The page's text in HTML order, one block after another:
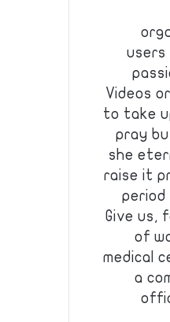
users
Videos
to take
pray
she
raise it
period
Give us,
of
medical
a